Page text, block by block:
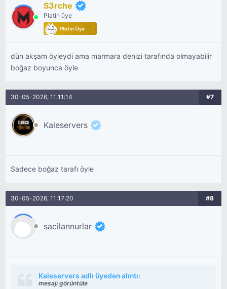
S3rche
Platin üye
dün akşam öyleydi ama marmara denizi tarafında olmayabilir
boğaz boyunca öyle
30-05-2026, 11:11:14 #7
Kaleservers
Sadece boğaz tarafı öyle
30-05-2026, 11:17:20 #8
sacilannurlar
Kaleservers adlı üyeden alıntı:
mesajı görüntüle